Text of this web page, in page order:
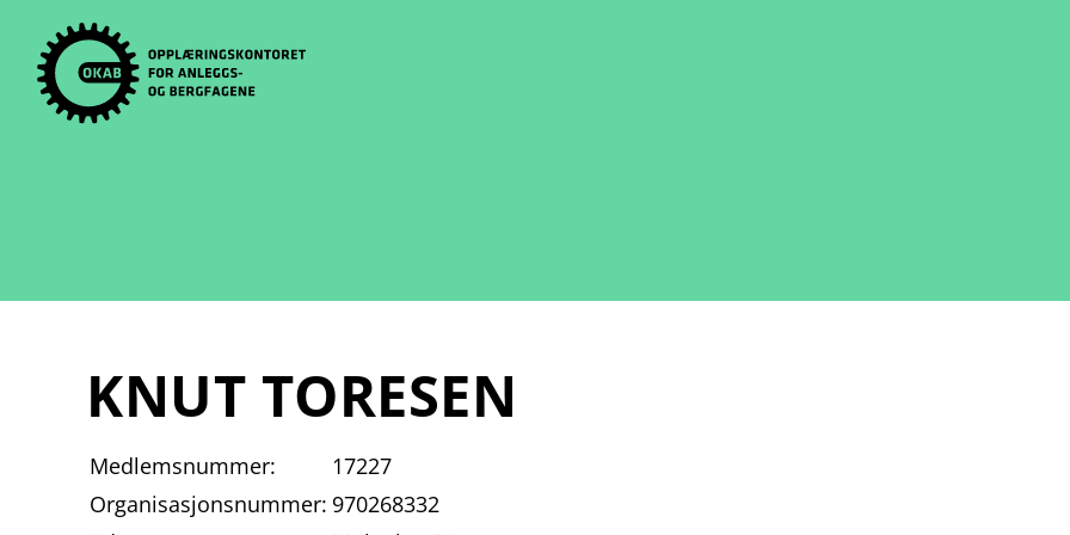
content
KNUT TORESEN
Medlemsnummer:
17227
Organisasjonsnummer: 970268332